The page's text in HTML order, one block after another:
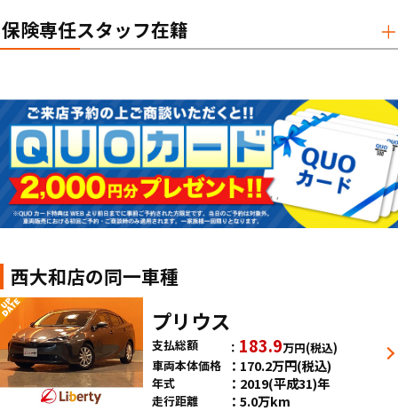
保険専任スタッフ在籍
西大和店の同一車種
プリウス
支払総額 183.9万円(税込)
車両本体価格
170.2万円(税込)
年式 2019(平成31)年
走行距離 5.0万km